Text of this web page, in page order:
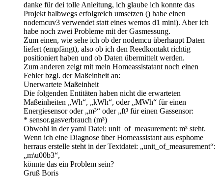
danke für dei tolle Anleitung, ich glaube ich konnte das
Projekt halbwegs erfolgreich umsetzen () habe einen
nodemcuv3 verwendet statt eines wemos d1 mini). Aber ich
habe noch zwei Probleme mit der Gasmessung.
Zum einen, wie sehe ich ob der nodemcu überhaupt Daten
liefert (empfängt), also ob ich den Reedkontakt richtig
positioniert haben und ob Daten übermittelt werden.
Zum anderen zeigt mit mein Homeassistatant noch einen
Fehler bzgl. der Maßeinheit an:
Unerwartete Maßeinheit
Die folgenden Entitäten haben nicht die erwarteten
Maßeinheiten „Wh“, „kWh“, oder „MWh“ für einen
Energiesensor oder „m³“ oder „ft³ für einen Gassensor:
* sensor.gasverbrauch (m³)
Obwohl in der yaml Datei: unit_of_measurement: m³ steht.
Wenn ich eine Diagnose über Homeassistant aus esphome
herraus erstelle steht in der Textdatei: „unit_of_measurement“:
„m\u00b3“,
könnte das ein Problem sein?
Gruß Boris